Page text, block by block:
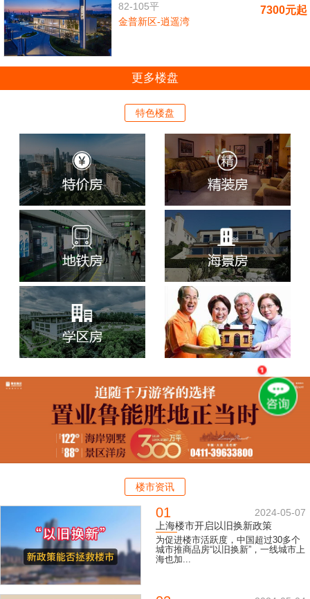
82-105平
金普新区-逍遥湾
7300元起
更多楼盘
特色楼盘
楼市资讯
01
2024-05-07
上海楼市开启以旧换新政策
为促进楼市活跃度，中国超过30多个
城市推商品房“以旧换新”，一线城市上
海也加...